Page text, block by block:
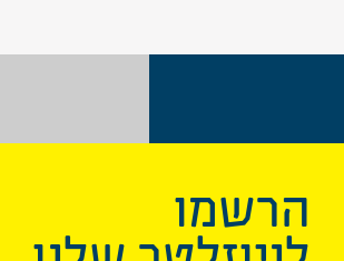
הרשמו